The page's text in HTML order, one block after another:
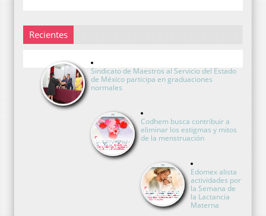
Recientes
Sindicato de Maestros al Servicio del Estado
de México participa en graduaciones
normales
Codhem busca contribuir a
eliminar los estigmas y mitos
de la menstruación
Edomex alista
actividades por
la Semana de
la Lactancia
Materna